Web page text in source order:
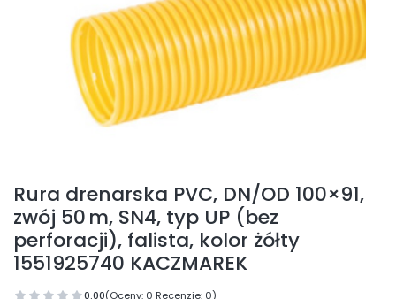
Rura drenarska PVC, DN/OD 100×91,
zwój 50 m, SN4, typ UP (bez
perforacji), falista, kolor żółty
1551925740 KACZMAREK
0.00(Oceny: 0 Recenzje: 0)